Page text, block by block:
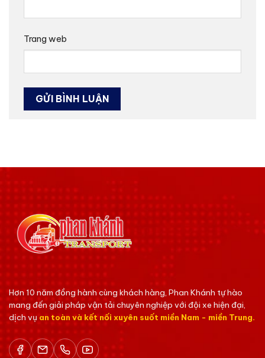
Trang web
Hơn 10 năm đồng hành cùng khách hàng, Phan Khánh tự hào
mang đến giải pháp vận tải chuyên nghiệp với đội xe hiện đại,
dịch vụan toàn và kết nối xuyên suốt miền Nam - miền Trung.